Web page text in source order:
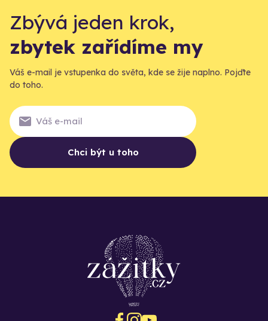
Zbývá jeden krok,
zbytek zařídíme my
Váš e-mail je vstupenka do světa, kde se žije naplno. Pojďte
do toho.
Chci být u toho